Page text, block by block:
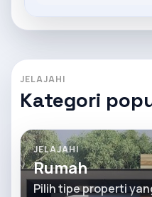
JELAJAHI
Kategori
JELAJAHI
Rumah
Pilih tipe properti